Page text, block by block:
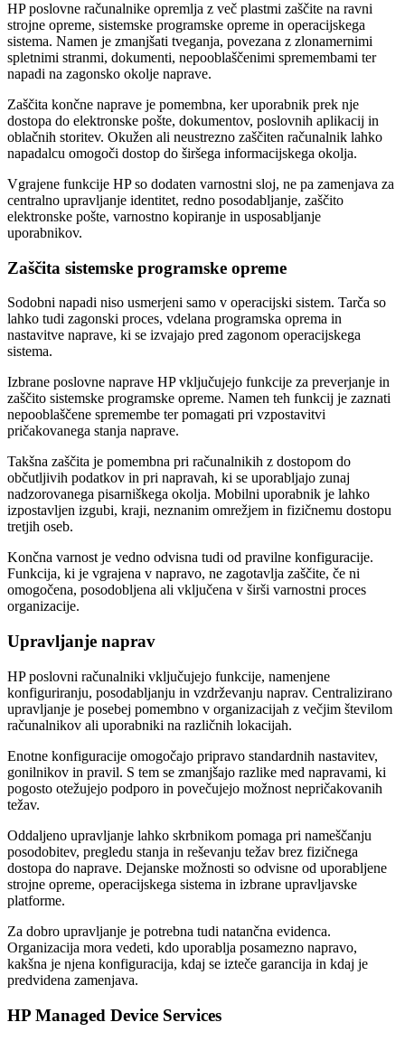
HP poslovne računalnike opremlja z več plastmi zaščite na ravni
strojne opreme, sistemske programske opreme in operacijskega
sistema. Namen je zmanjšati tveganja, povezana z zlonamernimi
spletnimi stranmi, dokumenti, nepooblaščenimi spremembami ter
napadi na zagonsko okolje naprave.
Zaščita končne naprave je pomembna, ker uporabnik prek nje
dostopa do elektronske pošte, dokumentov, poslovnih aplikacij in
oblačnih storitev. Okužen ali neustrezno zaščiten računalnik lahko
napadalcu omogoči dostop do širšega informacijskega okolja.
Vgrajene funkcije HP so dodaten varnostni sloj, ne pa zamenjava za
centralno upravljanje identitet, redno posodabljanje, zaščito
elektronske pošte, varnostno kopiranje in usposabljanje
uporabnikov.
Zaščita sistemske programske opreme
Sodobni napadi niso usmerjeni samo v operacijski sistem. Tarča so
lahko tudi zagonski proces, vdelana programska oprema in
nastavitve naprave, ki se izvajajo pred zagonom operacijskega
sistema.
Izbrane poslovne naprave HP vključujejo funkcije za preverjanje in
zaščito sistemske programske opreme. Namen teh funkcij je zaznati
nepooblaščene spremembe ter pomagati pri vzpostavitvi
pričakovanega stanja naprave.
Takšna zaščita je pomembna pri računalnikih z dostopom do
občutljivih podatkov in pri napravah, ki se uporabljajo zunaj
nadzorovanega pisarniškega okolja. Mobilni uporabnik je lahko
izpostavljen izgubi, kraji, neznanim omrežjem in fizičnemu dostopu
tretjih oseb.
Končna varnost je vedno odvisna tudi od pravilne konfiguracije.
Funkcija, ki je vgrajena v napravo, ne zagotavlja zaščite, če ni
omogočena, posodobljena ali vključena v širši varnostni proces
organizacije.
Upravljanje naprav
HP poslovni računalniki vključujejo funkcije, namenjene
konfiguriranju, posodabljanju in vzdrževanju naprav. Centralizirano
upravljanje je posebej pomembno v organizacijah z večjim številom
računalnikov ali uporabniki na različnih lokacijah.
Enotne konfiguracije omogočajo pripravo standardnih nastavitev,
gonilnikov in pravil. S tem se zmanjšajo razlike med napravami, ki
pogosto otežujejo podporo in povečujejo možnost nepričakovanih
težav.
Oddaljeno upravljanje lahko skrbnikom pomaga pri nameščanju
posodobitev, pregledu stanja in reševanju težav brez fizičnega
dostopa do naprave. Dejanske možnosti so odvisne od uporabljene
strojne opreme, operacijskega sistema in izbrane upravljavske
platforme.
Za dobro upravljanje je potrebna tudi natančna evidenca.
Organizacija mora vedeti, kdo uporablja posamezno napravo,
kakšna je njena konfiguracija, kdaj se izteče garancija in kdaj je
predvidena zamenjava.
HP Managed Device Services